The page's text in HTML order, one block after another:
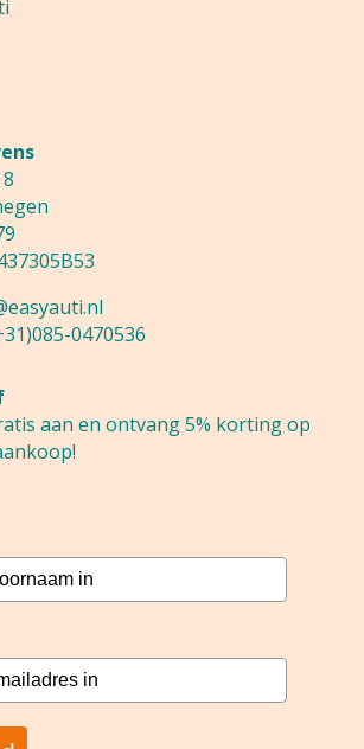
0470536
aan en ontvang 5% korting op